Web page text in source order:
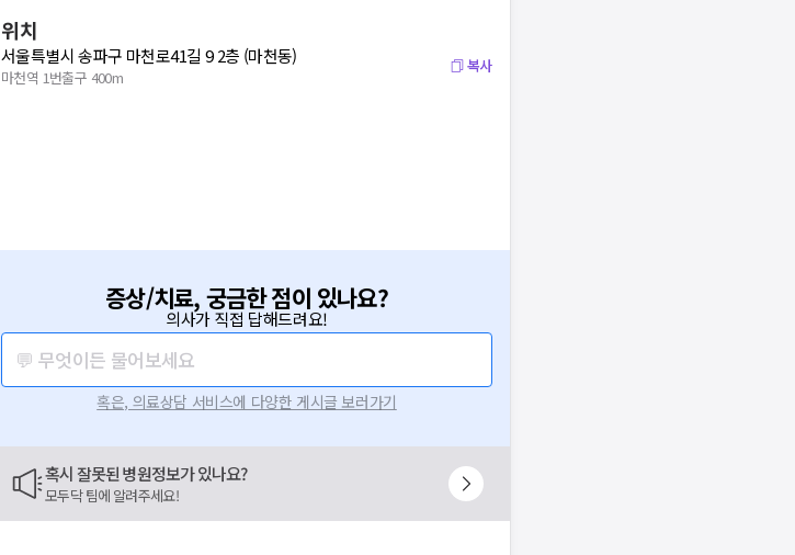
위치
서울특별시 송파구 마천로41길 9 2층 (마천동)
마천역 1번출구 400m
복사
증상/치료, 궁금한 점이 있나요?
의사가 직접 답해드려요!
💬 무엇이든 물어보세요
혹은, 의료상담 서비스에 다양한 게시글 보러가기
혹시 잘못된 병원정보가 있나요?
모두닥 팀에 알려주세요!